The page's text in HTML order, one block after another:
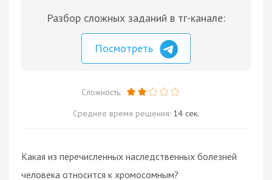
Разбор сложных заданий в тг-канале:
Посмотреть
Сложность:
Среднее время решения: 14 сек.
Какая из перечисленных наследственных болезней
человека относится к хромосомным?